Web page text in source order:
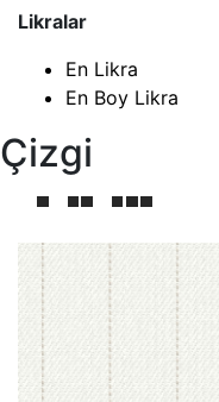
Likralar
En Likra
En Boy Likra
Çizgi